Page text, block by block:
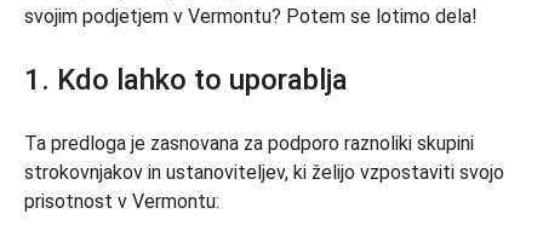
svojim podjetjem v Vermontu? Potem se lotimo dela!
1. Kdo lahko to uporablja
Ta predloga je zasnovana za podporo raznoliki skupini
strokovnjakov in ustanoviteljev, ki želijo vzpostaviti svojo
prisotnost v Vermontu: